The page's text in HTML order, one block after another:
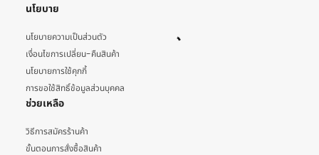
นโยบาย
นโยบายความเป็นส่วนตัว
เงื่อนไขการเปลี่ยน-คืนสินค้า
นโยบายการใช้คุกกี้
การขอใช้สิทธิ์ข้อมูลส่วนบุคคล
ช่วยเหลือ
วิธีการสมัครร้านค้า
ขั้นตอนการสั่งซื้อสินค้า